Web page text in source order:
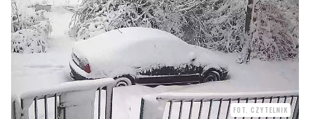
FOT. CZYTELNIK